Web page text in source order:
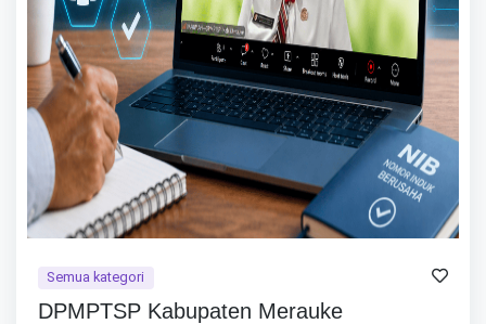
Semua kategori
DPMPTSP Kabupaten Merauke